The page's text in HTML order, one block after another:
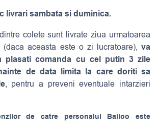
livrari sambata si duminica.
colete sunt livrate ziua urmatoarea
(daca aceasta este o zi lucratoare), va
plasati comanda cu cel putin 3 zile
de data limita la care doriti sa
, pentru a preveni eventuale intarzieri
de catre personalul Balloo este